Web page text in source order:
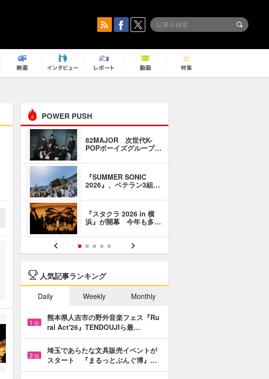
POWER PUSH
82MAJOR 次世代K-
POPボーイズグループ…
『SUMMER SONIC
2026』、ベテラン3組…
『スタクラ 2026 in 横
浜』が開幕 今年も多…
人気記事ランキング
Daily Weekly Monthly
1 位
熊本県人吉市の野外音楽フェス『Ru
ral Act'26』TENDOUJIら最…
2 位
埼玉であらたな文具販売イベントが
スタート 『まるっとぶんぐ博』…